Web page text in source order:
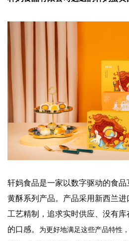
轩妈食品是一家以数字驱动的食
黄酥系列产品。产品采用新西兰
工艺精制
， 追求实时供应、没有
的口感。
为更好地满足这些产品特性